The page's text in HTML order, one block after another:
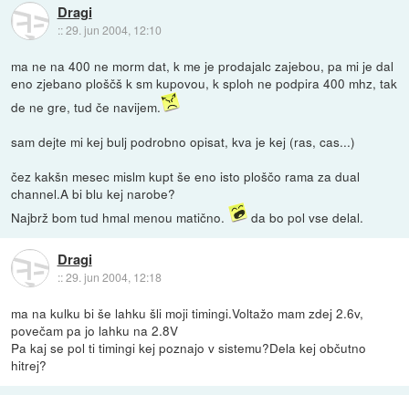
Dragi
::29. jun 2004, 12:10
ma ne na 400 ne morm dat, k me je prodajalc zajebou, pa mi je dal
eno zjebano ploščš k sm kupovou, k sploh ne podpira 400 mhz, tak
de ne gre, tud če navijem.
sam dejte mi kej bulj podrobno opisat, kva je kej (ras, cas...)
čez kakšn mesec mislm kupt še eno isto ploščo rama za dual
channel.A bi blu kej narobe?
Najbrž bom tud hmal menou matično.
da bo pol vse delal.
Dragi
::29. jun 2004, 12:18
ma na kulku bi še lahku šli moji timingi.Voltažo mam zdej 2.6v,
povečam pa jo lahku na 2.8V
Pa kaj se pol ti timingi kej poznajo v sistemu?Dela kej občutno
hitrej?